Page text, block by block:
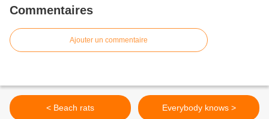
Commentaires
Ajouter un commentaire
< Beach rats Everybody knows >